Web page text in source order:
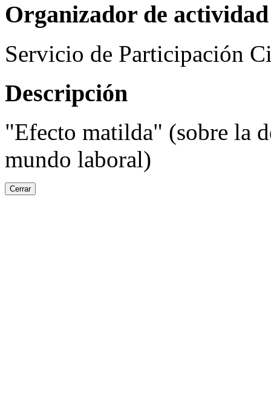
Organizador de actividad
Servicio de Participación
Descripción
"Efecto matilda" (sobre la
mundo laboral)
Cerrar